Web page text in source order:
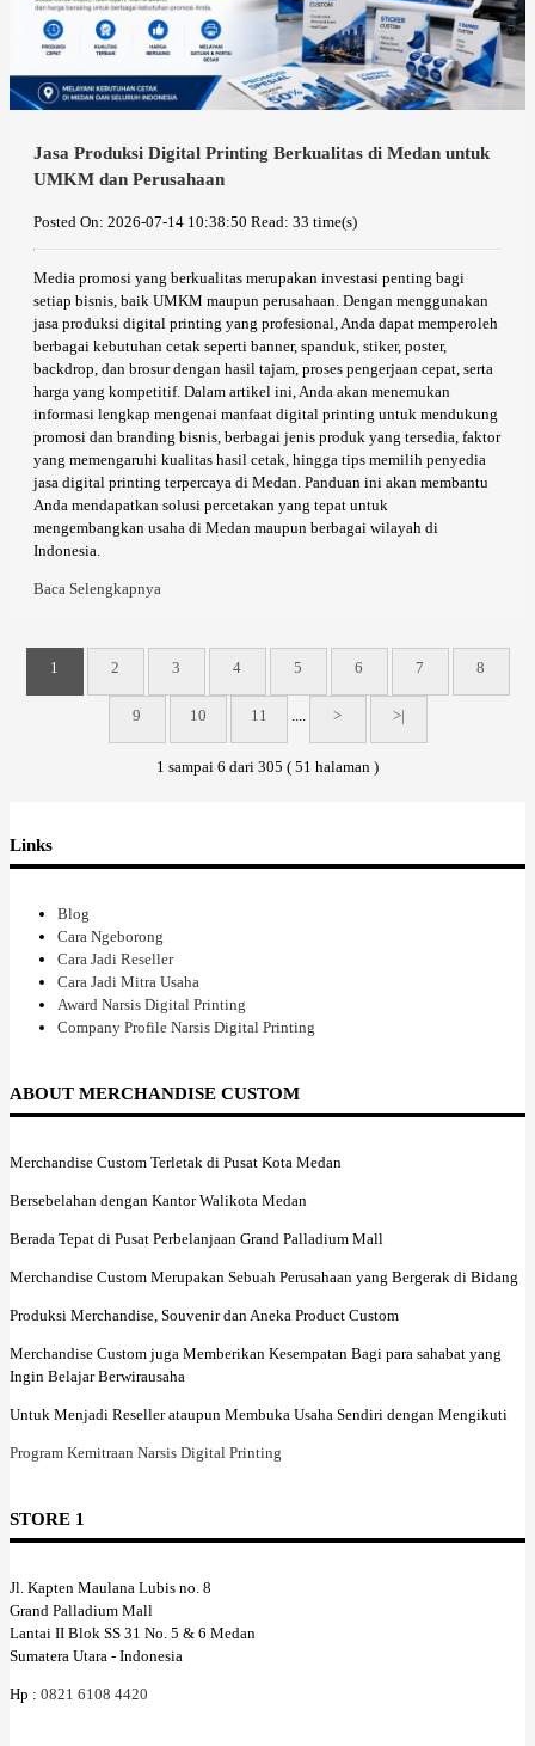
Jasa Produksi Digital Printing Berkualitas di Medan untuk
UMKM dan Perusahaan
Posted On: 2026-07-14 10:38:50 Read: 33 time(s)
Media promosi yang berkualitas merupakan investasi penting bagi
setiap bisnis, baik UMKM maupun perusahaan. Dengan menggunakan
jasa produksi digital printing yang profesional, Anda dapat memperoleh
berbagai kebutuhan cetak seperti banner, spanduk, stiker, poster,
backdrop, dan brosur dengan hasil tajam, proses pengerjaan cepat, serta
harga yang kompetitif. Dalam artikel ini, Anda akan menemukan
informasi lengkap mengenai manfaat digital printing untuk mendukung
promosi dan branding bisnis, berbagai jenis produk yang tersedia, faktor
yang memengaruhi kualitas hasil cetak, hingga tips memilih penyedia
jasa digital printing terpercaya di Medan. Panduan ini akan membantu
Anda mendapatkan solusi percetakan yang tepat untuk
mengembangkan usaha di Medan maupun berbagai wilayah di
Indonesia.
Baca Selengkapnya
1 2 3 4 5 6 7 8
9 10 11 > >|
1 sampai 6 dari 305 ( 51 halaman )
Links
Blog
Cara Ngeborong
Cara Jadi Reseller
Cara Jadi Mitra Usaha
Award Narsis Digital Printing
Company Profile Narsis Digital Printing
ABOUT MERCHANDISE CUSTOM
Merchandise Custom Terletak di Pusat Kota Medan
Bersebelahan dengan Kantor Walikota Medan
Berada Tepat di Pusat Perbelanjaan Grand Palladium Mall
Merchandise Custom Merupakan Sebuah Perusahaan yang Bergerak di Bidang
Produksi Merchandise, Souvenir dan Aneka Product Custom
Merchandise Custom juga Memberikan Kesempatan Bagi para sahabat yang
Ingin Belajar Berwirausaha
Untuk Menjadi Reseller ataupun Membuka Usaha Sendiri dengan Mengikuti
Program Kemitraan Narsis Digital Printing
STORE 1
Jl. Kapten Maulana Lubis no. 8
Grand Palladium Mall
Lantai II Blok SS 31 No. 5 & 6 Medan
Sumatera Utara - Indonesia
Hp : 0821 6108 4420